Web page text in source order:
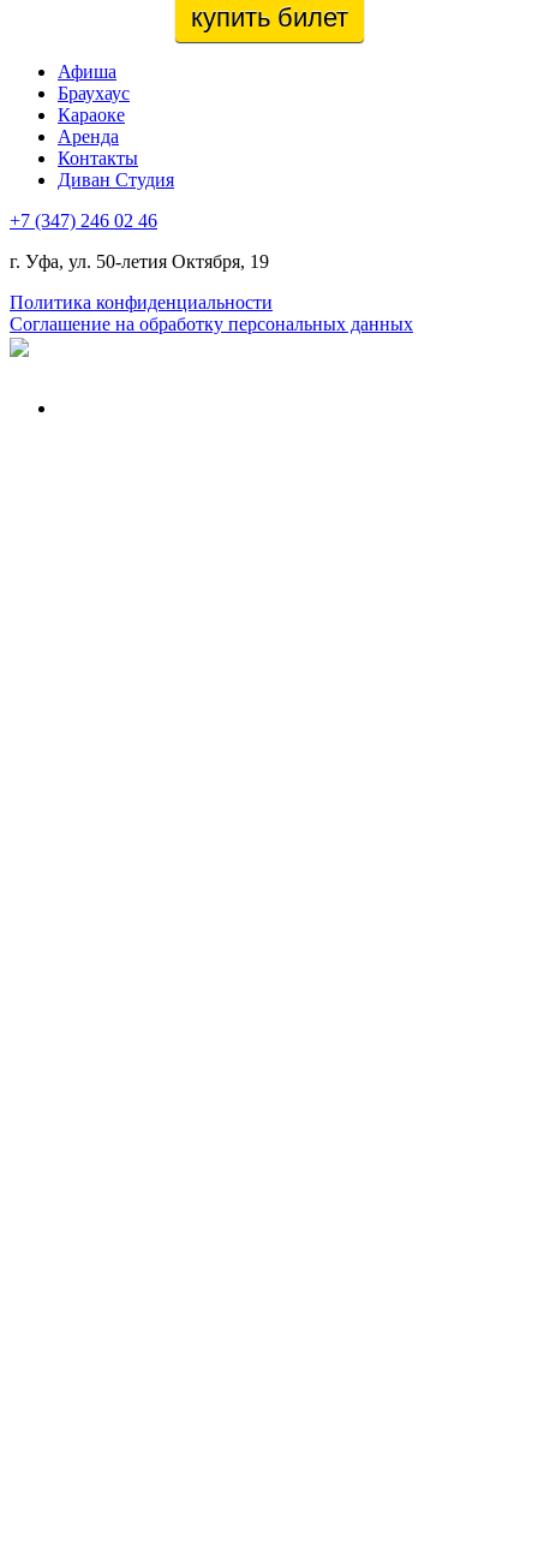
купить билет
Афиша
Браухаус
Караоке
Аренда
Контакты
Диван Студия
+7 (347) 246 02 46
г. Уфа, ул. 50-летия Октября, 19
Политика конфиденциальности
Соглашение на обработку персональных данных